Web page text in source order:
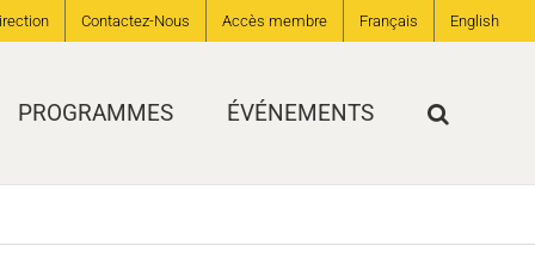
Contactez-Nous Accès membre Français English
PROGRAMMES ÉVÉNEMENTS